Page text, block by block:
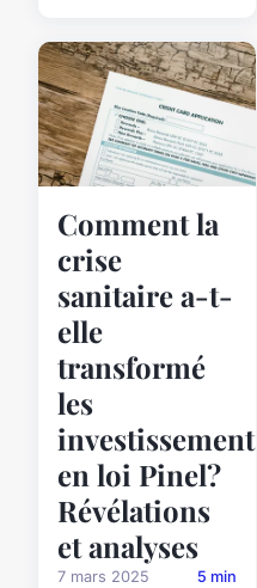
Comment la
crise
sanitaire a-t-
elle
transformé
les
investissements
en loi Pinel?
Révélations
et analyses
7 mars 2025 5 min